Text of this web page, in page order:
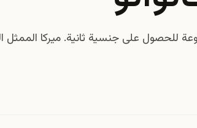
للحصول على جنسية ثانية. ميركا الممثل